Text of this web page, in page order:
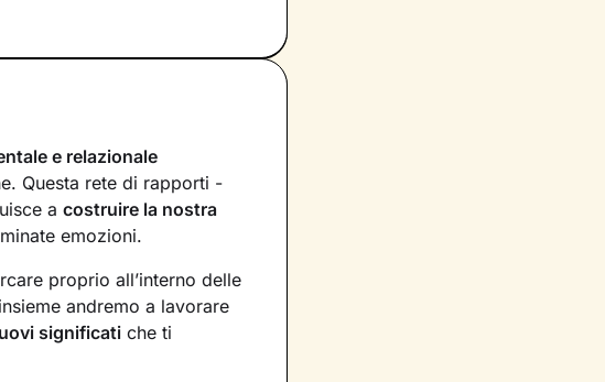
e relazionale
Questa rete di rapporti -
a costruire la nostra
emozioni.
proprio all’interno delle
andremo a lavorare
significati che ti